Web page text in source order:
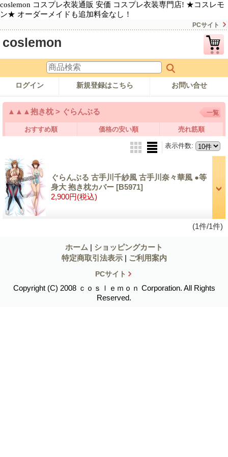
coslemon コスプレ衣装通販 安価 コスプレ衣装専門店! ★コスレモ
ン★ オーダーメイドも追加料金なし！
PCサイト
coslemon
ログイン 新規登録はこちら お問い合せ
▲▲▲抱き枕 > ぐらんぶる 一覧
おすすめ順 価格の安い順 売れ筋順
表示件数:
ぐらんぶる 古手川千紗風 古手川奈々華風 ●等
身大 抱き枕カバー [B5971]
2,900円(税込)
(1件/1件)
ホーム | ショッピングカート
特定商取引法表示 | ご利用案内
PCサイト
Copyright (C) 2008 ｃｏｓｌｅｍｏｎ Corporation. All Rights
Reserved.